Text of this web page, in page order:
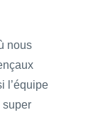
nous
l’équipe
super